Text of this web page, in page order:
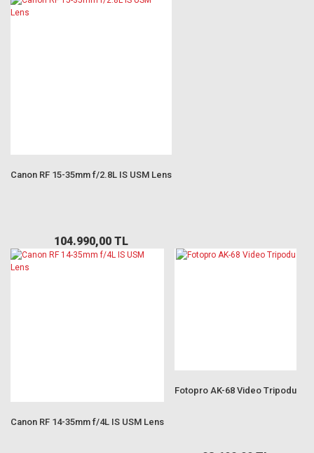
Canon RF 15-35mm f/2.8L IS USM Lens
104.990,00 TL
Canon RF 14-35mm f/4L IS USM Lens
Fotopro AK-68 Video Tripodu